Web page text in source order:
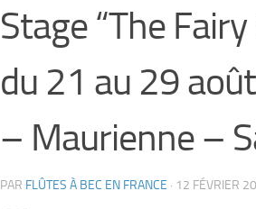
Stage “The
du 21 au 29
– Maurienne –
PAR FLÛTES À BEC EN FRANCE · 12 FÉVRIER